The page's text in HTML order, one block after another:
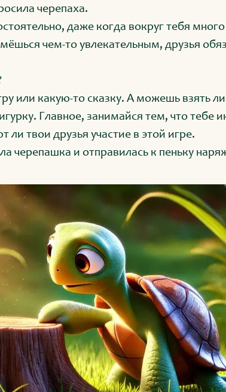
черепаха.
даже когда вокруг тебя
чем-то увлекательным, друзья
или какую-то сказку. А можешь взять
Главное, занимайся тем, что тебе
твои друзья участие в этой игре.
и отправилась к пеньку